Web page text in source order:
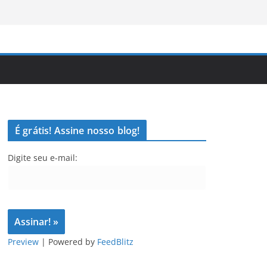
É grátis! Assine nosso blog!
Digite seu e-mail:
Preview | Powered by FeedBlitz